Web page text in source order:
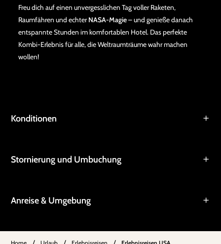
Freu dich auf einen unvergesslichen Tag voller Raketen,
Raumfähren und echterNASA-Magie– und genieße danach
entspannte Stunden im komfortablen Hotel. Das perfekte
Kombi-Erlebnis für alle, die Weltraumträume wahr machen
wollen!
Konditionen
Stornierung und Umbuchung
Anreise & Umgebung